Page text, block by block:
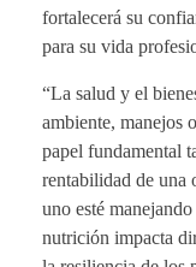
fortalecerá su
para su vida
“La salud y el
ambiente, manejos
papel fundamental
rentabilidad de una
uno esté
nutrición impacta